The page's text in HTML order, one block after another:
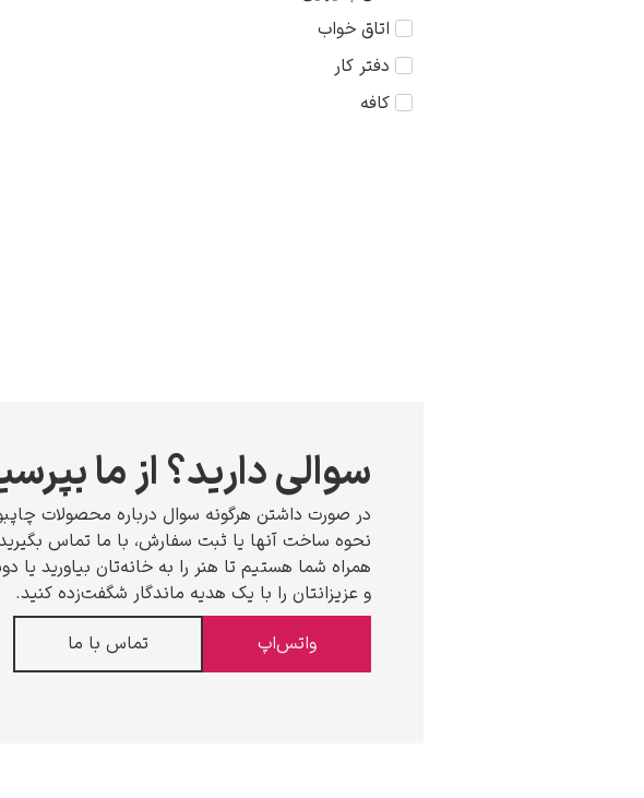
مذهبی
منظره
75×75
اتاق خواب
دفتر کار
کافه
سوالی دارید؟ از ما
در صورت داشتن هرگونه سوال درباره محصولات
نحوه ساخت آنها یا ثبت سفارش، با ما تماس
همراه شما هستیم تا هنر را به خانه‌تان بیاورید یا
و عزیزانتان را با یک هدیه ماندگار شگفت‌زده کنید.
واتس‌اپ
تماس با ما